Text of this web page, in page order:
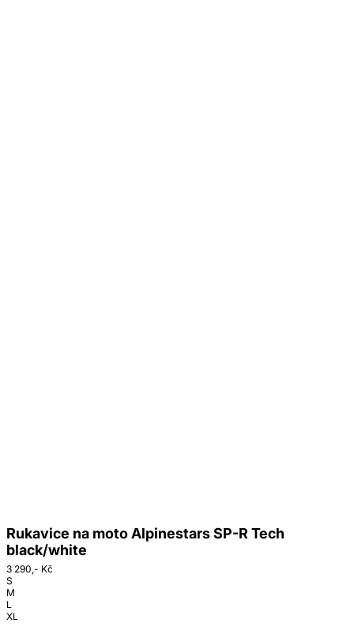
Rukavice na moto Alpinestars SP-R Tech
black/white
3 290,- Kč
S
M
L
XL